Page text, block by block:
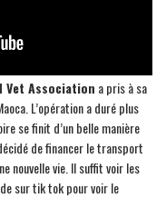
Vet Association a pris à sa
L’opération a duré plus
se finit d’un belle manière
de financer le transport
nouvelle vie. Il suffit voir les
sur tik tok pour voir le